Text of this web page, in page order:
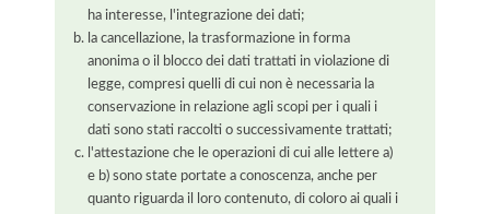
ha interesse, l'integrazione dei dati;
la cancellazione, la trasformazione in forma
anonima o il blocco dei dati trattati in violazione di
legge, compresi quelli di cui non è necessaria la
conservazione in relazione agli scopi per i quali i
dati sono stati raccolti o successivamente trattati;
l'attestazione che le operazioni di cui alle lettere a)
e b) sono state portate a conoscenza, anche per
quanto riguarda il loro contenuto, di coloro ai quali i